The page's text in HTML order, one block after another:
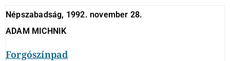
Népszabadság, 1992. november 28.
ADAM MICHNIK
Forgószínpad